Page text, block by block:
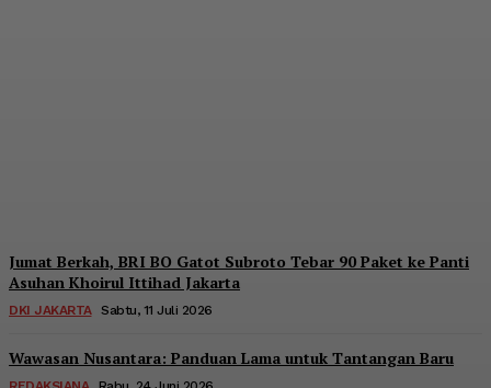
Jumat Berkah, BRI BO Gatot Subroto Tebar 90 Paket ke Panti
Asuhan Khoirul Ittihad Jakarta
DKI JAKARTA Sabtu, 11 Juli 2026
Wawasan Nusantara: Panduan Lama untuk Tantangan Baru